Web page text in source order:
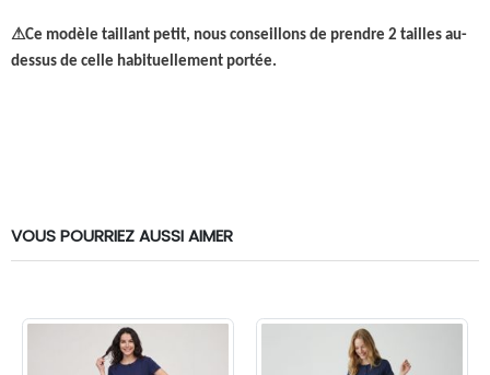
⚠Ce modèle taillant petit, nous conseillons de prendre 2 tailles au-
dessus de celle habituellement portée.
VOUS POURRIEZ AUSSI AIMER